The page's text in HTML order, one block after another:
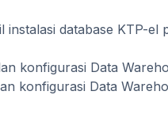
instalasi database KTP-el
konfigurasi Data
konfigurasi Data